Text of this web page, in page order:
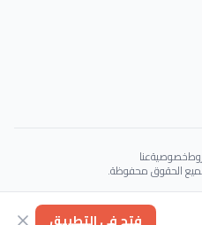
خصوصيةعنا